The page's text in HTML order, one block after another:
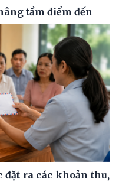
tầm điểm đến
ra các khoản thu,